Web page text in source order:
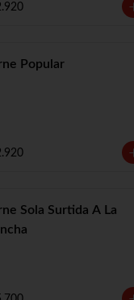
Popular
Sola Surtida A La